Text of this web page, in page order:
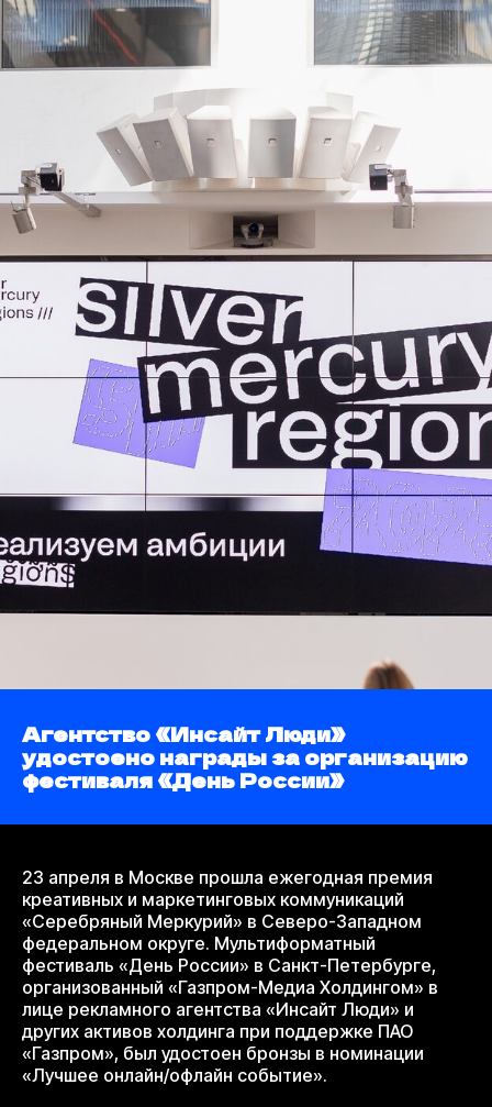
Агентство «Инсайт Люди»
удостоено награды за организацию
фестиваля «День России»
23 апреля в Москве прошла ежегодная премия
креативных и маркетинговых коммуникаций
«Серебряный Меркурий» в Северо-Западном
федеральном округе. Мультиформатный
фестиваль «День России» в Санкт-Петербурге,
организованный «Газпром-Медиа Холдингом» в
лице рекламного агентства «Инсайт Люди» и
других активов холдинга при поддержке ПАО
«Газпром», был удостоен бронзы в номинации
«Лучшее онлайн/офлайн событие».